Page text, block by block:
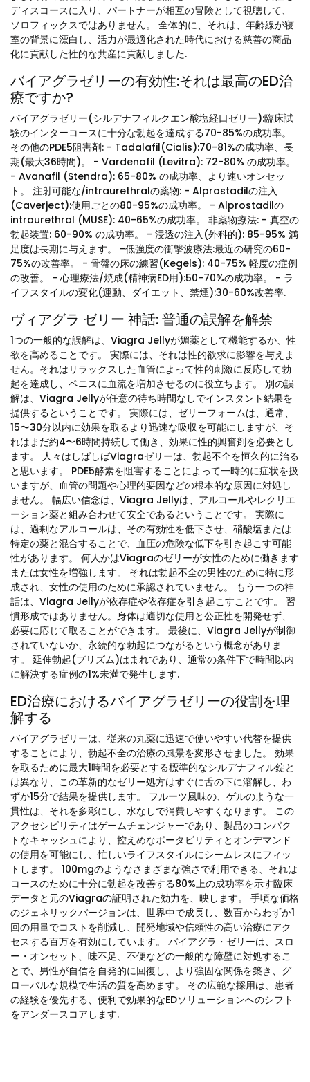
ディスコースに入り、パートナーが相互の冒険として視聴して、
ソロフィックスではありません。 全体的に、それは、年齢線が寝
室の背景に漂白し、活力が最適化された時代における慈善の商品
化に貢献した性的な共産に貢献しました.
バイアグラゼリーの有効性:それは最高のED治
療ですか?
バイアグラゼリー(シルデナフィルクエン酸塩経口ゼリー):臨床試
験のインターコースに十分な勃起を達成する70-85%の成功率。
その他のPDE5阻害剤: - Tadalafil(Cialis):70-81%の成功率、長
期(最大36時間)。 - Vardenafil (Levitra): 72-80% の成功率。
- Avanafil (Stendra): 65-80% の成功率、より速いオンセッ
ト。 注射可能な/intraurethralの薬物: - Alprostadilの注入
(Caverject):使用ごとの80-95%の成功率。 - Alprostadilの
intraurethral (MUSE): 40-65%の成功率。 非薬物療法: - 真空の
勃起装置: 60-90% の成功率。 - 浸透の注入(外科的): 85-95% 満
足度は長期に与えます。 -低強度の衝撃波療法:最近の研究の60-
75%の改善率。 - 骨盤の床の練習(Kegels): 40-75% 軽度の症例
の改善。 - 心理療法/焼成(精神病ED用):50-70%の成功率。 - ラ
イフスタイルの変化(運動、ダイエット、禁煙):30-60%改善率.
ヴィアグラ ゼリー 神話: 普通の誤解を解禁
1つの一般的な誤解は、Viagra Jellyが媚薬として機能するか、性
欲を高めることです。 実際には、それは性的欲求に影響を与えま
せん。それはリラックスした血管によって性的刺激に反応して勃
起を達成し、ペニスに血流を増加させるのに役立ちます。 別の誤
解は、Viagra Jellyが任意の待ち時間なしでインスタント結果を
提供するということです。 実際には、ゼリーフォームは、通常、
15〜30分以内に効果を取るより迅速な吸収を可能にしますが、そ
れはまだ約4〜6時間持続して働き、効果に性的興奮剤を必要とし
ます。 人々はしばしばViagraゼリーは、勃起不全を恒久的に治る
と思います。 PDE5酵素を阻害することによって一時的に症状を扱
いますが、血管の問題や心理的要因などの根本的な原因に対処し
ません。 幅広い信念は、Viagra Jellyは、アルコールやレクリエ
ーション薬と組み合わせて安全であるということです。 実際に
は、過剰なアルコールは、その有効性を低下させ、硝酸塩または
特定の薬と混合することで、血圧の危険な低下を引き起こす可能
性があります。 何人かはViagraのゼリーが女性のために働きます
または女性を増強します。 それは勃起不全の男性のために特に形
成され、女性の使用のために承認されていません。 もう一つの神
話は、Viagra Jellyが依存症や依存症を引き起こすことです。 習
慣形成ではありません。身体は適切な使用と公正性を開発せず、
必要に応じて取ることができます。 最後に、Viagra Jellyが制御
されていないか、永続的な勃起につながるという概念がありま
す。 延伸勃起(プリズム)はまれであり、通常の条件下で時間以内
に解決する症例の1%未満で発生します.
ED治療におけるバイアグラゼリーの役割を理
解する
バイアグラゼリーは、従来の丸薬に迅速で使いやすい代替を提供
することにより、勃起不全の治療の風景を変形させました。 効果
を取るために最大1時間を必要とする標準的なシルデナフィル錠と
は異なり、この革新的なゼリー処方はすぐに舌の下に溶解し、わ
ずか15分で結果を提供します。 フルーツ風味の、ゲルのような一
貫性は、それを多彩にし、水なしで消費しやすくなります。 この
アクセシビリティはゲームチェンジャーであり、製品のコンパク
トなキャッシュにより、控えめなポータビリティとオンデマンド
の使用を可能にし、忙しいライフスタイルにシームレスにフィッ
トします。 100mgのようなさまざまな強さで利用できる、それは
コースのために十分に勃起を改善する80%上の成功率を示す臨床
データと元のViagraの証明された効力を、映します。 手頃な価格
のジェネリックバージョンは、世界中で成長し、数百からわずか1
回の用量でコストを削減し、開発地域や信頼性の高い治療にアク
セスする百万を有効にしています。 バイアグラ・ゼリーは、スロ
ー・オンセット、味不足、不便などの一般的な障壁に対処するこ
とで、男性が自信を自発的に回復し、より強固な関係を築き、グ
ローバルな規模で生活の質を高めます。 その広範な採用は、患者
の経験を優先する、便利で効果的なEDソリューションへのシフト
をアンダースコアします.